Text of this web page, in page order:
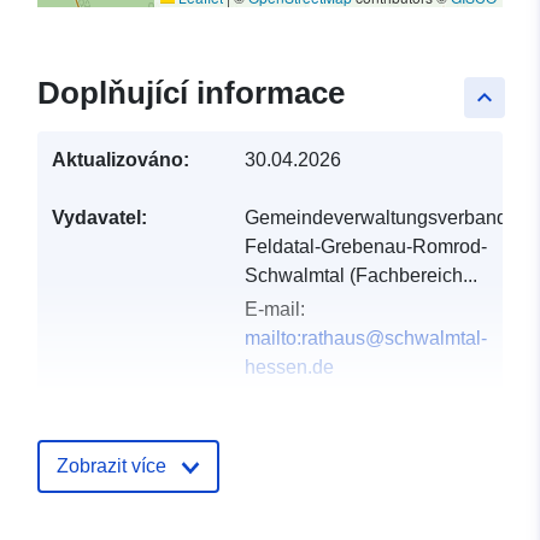
keyboard_arrow_up
Doplňující informace
Aktualizováno: 30.04.2026
Vydavatel:
Gemeindeverwaltungsverband
Feldatal-Grebenau-Romrod-
Schwalmtal (Fachbereich...
E-mail:
mailto:rathaus@schwalmtal-
hessen.de
záznam:
Zobrazit více